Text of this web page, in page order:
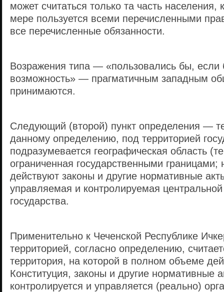
может считаться только та часть населения,
мере пользуется всеми перечисленными
все перечисленные обязанности.
Возражения типа — «пользовались бы,
возможность» — прагматичным западным
принимаются.
Следующий (второй) пункт определения —
данному определению, под территорией
подразумевается географическая область
ограниченная государственными границами;
действуют законы и другие нормативные
управляемая и контролируемая
государства.
Применительно к Чеченской Республике
территорией, согласно определению,
территория, на которой в полном объеме
Конституция, законы и другие нормативные
контролируется и управляется (реально)